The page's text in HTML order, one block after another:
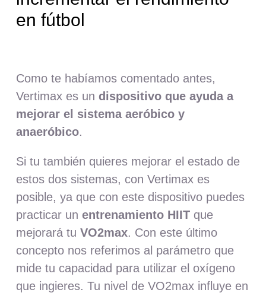
en fútbol
Como te habíamos comentado antes,
Vertimax es un dispositivo que ayuda a
mejorar el sistema aeróbico y
anaeróbico.
Si tu también quieres mejorar el estado de
estos dos sistemas, con Vertimax es
posible, ya que con este dispositivo puedes
practicar unentrenamiento HIIT que
mejorará tuVO2max. Con este último
concepto nos referimos al parámetro que
mide tu capacidad para utilizar el oxígeno
que ingieres. Tu nivel de VO2max influye en